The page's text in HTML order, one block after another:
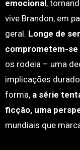
emocional ,
vive Brandon, em
geral. Longe de
comprometem-
os rodeia – uma
implicações
forma,a série
ficção, uma
mundiais que